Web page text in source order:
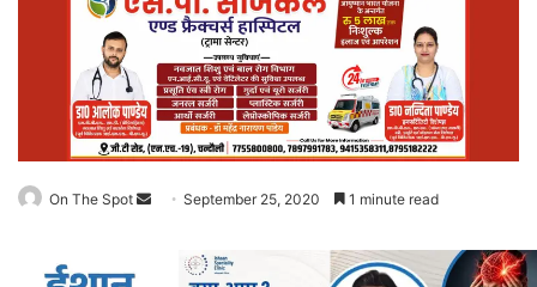
On The Spot
Send September 25, 2020 1 minute read